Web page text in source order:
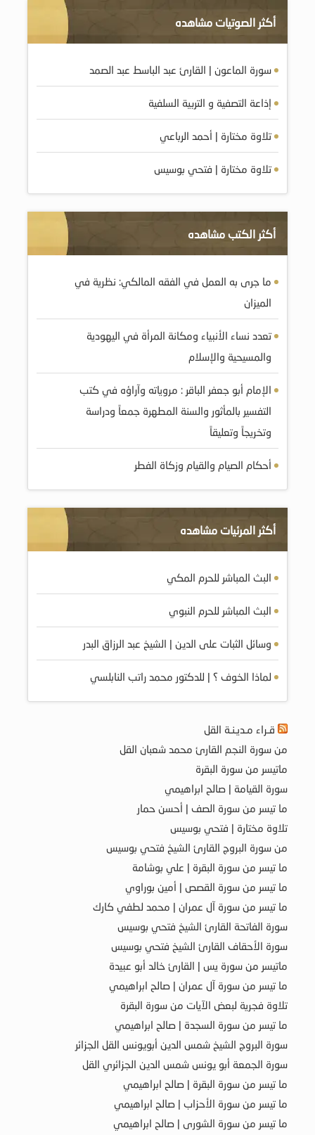
أكثر الصوتيات مشاهده
سورة الماعون | القارئ عبد الباسط عبد الصمد
إذاعة التصفية و التربية السلفية
تلاوة مختارة | أحمد الرباعي
تلاوة مختارة | فتحي بوسيس
أكثر الكتب مشاهده
ما جرى به العمل في الفقه المالكي: نظرية في
الميزان
تعدد نساء الأنبياء ومكانة المرأة في اليهودية
والمسيحية والإسلام
الإمام أبو جعفر الباقر : مروياته وآراؤه في كتب
التفسير بالمأثور والسنة المطهرة جمعاً ودراسة
وتخريجاً وتعليقاً
أحكام الصيام والقيام وزكاة الفطر
أكثر المرئيات مشاهده
البث المباشر للحرم المكي
البث المباشر للحرم النبوي
وسائل الثبات على الدين | الشيخ عبد الرزاق البدر
لماذا الخوف ؟ | للدكتور محمد راتب النابلسي
قـراء مـديـنـة القل
من سورة النجم القارئ محمد شعبان القل
ماتيسر من سورة البقرة
سورة القيامة | صالح ابراهيمي
ما تيسر من سورة الصف | أحسن حمار
تلاوة مختارة | فتحي بوسيس
من سورة البروج القارئ الشيخ فتحي بوسيس
ما تيسر من سورة البقرة | علي بوشامة
ما تيسر من سورة القصص | أمين بوراوي
ما تيسر من سورة آل عمران | محمد لطفي كارك
سورة الفاتحة القارئ الشيخ فتحي بوسيس
سورة الأحقاف القارئ الشيخ فتحي بوسيس
ماتيسر من سورة يس | القارئ خالد أبو عبيدة
ما تيسر من سورة آل عمران | صالح ابراهيمي
تلاوة فجرية لبعض الآيات من سورة البقرة
ما تيسر من سورة السجدة | صالح ابراهيمي
سورة البروج الشيخ شمس الدين أبويونس القل الجزائر
سورة الجمعة أبو يونس شمس الدين الجزائري القل
ما تيسر من سورة البقرة | صالح ابراهيمي
ما تيسر من سورة الأحزاب | صالح ابراهيمي
ما تيسر من سورة الشورى | صالح ابراهيمي